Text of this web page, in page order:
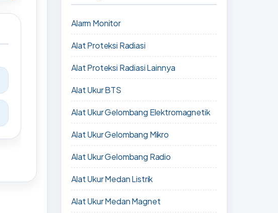
Alarm Monitor
Alat Proteksi Radiasi
Alat Proteksi Radiasi Lainnya
Alat Ukur BTS
Alat Ukur Gelombang Elektromagnetik
Alat Ukur Gelombang Mikro
Alat Ukur Gelombang Radio
Alat Ukur Medan Listrik
Alat Ukur Medan Magnet